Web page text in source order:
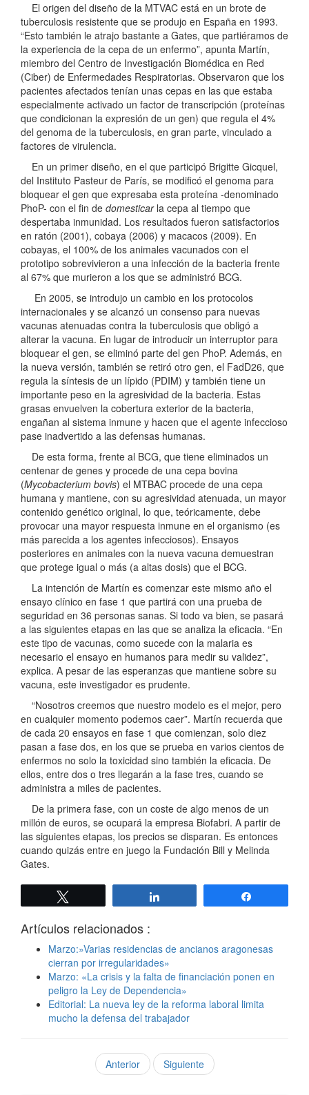
El origen del diseño de la MTVAC está en un brote de
tuberculosis resistente que se produjo en España en 1993.
“Esto también le atrajo bastante a Gates, que partiéramos de
la experiencia de la cepa de un enfermo”, apunta Martín,
miembro del Centro de Investigación Biomédica en Red
(Ciber) de Enfermedades Respiratorias. Observaron que los
pacientes afectados tenían unas cepas en las que estaba
especialmente activado un factor de transcripción (proteínas
que condicionan la expresión de un gen) que regula el 4%
del genoma de la tuberculosis, en gran parte, vinculado a
factores de virulencia.
En un primer diseño, en el que participó Brigitte Gicquel,
del Instituto Pasteur de París, se modificó el genoma para
bloquear el gen que expresaba esta proteína -denominado
PhoP- con el fin de domesticarla cepa al tiempo que
despertaba inmunidad. Los resultados fueron satisfactorios
en ratón (2001), cobaya (2006) y macacos (2009). En
cobayas, el 100% de los animales vacunados con el
prototipo sobrevivieron a una infección de la bacteria frente
al 67% que murieron a los que se administró BCG.
En 2005, se introdujo un cambio en los protocolos
internacionales y se alcanzó un consenso para nuevas
vacunas atenuadas contra la tuberculosis que obligó a
alterar la vacuna. En lugar de introducir un interruptor para
bloquear el gen, se eliminó parte del gen PhoP. Además, en
la nueva versión, también se retiró otro gen, el FadD26, que
regula la síntesis de un lípido (PDIM) y también tiene un
importante peso en la agresividad de la bacteria. Estas
grasas envuelven la cobertura exterior de la bacteria,
engañan al sistema inmune y hacen que el agente infeccioso
pase inadvertido a las defensas humanas.
De esta forma, frente al BCG, que tiene eliminados un
centenar de genes y procede de una cepa bovina
(Mycobacterium bovis) el MTBAC procede de una cepa
humana y mantiene, con su agresividad atenuada, un mayor
contenido genético original, lo que, teóricamente, debe
provocar una mayor respuesta inmune en el organismo (es
más parecida a los agentes infecciosos). Ensayos
posteriores en animales con la nueva vacuna demuestran
que protege igual o más (a altas dosis) que el BCG.
La intención de Martín es comenzar este mismo año el
ensayo clínico en fase 1 que partirá con una prueba de
seguridad en 36 personas sanas. Si todo va bien, se pasará
a las siguientes etapas en las que se analiza la eficacia. “En
este tipo de vacunas, como sucede con la malaria es
necesario el ensayo en humanos para medir su validez”,
explica. A pesar de las esperanzas que mantiene sobre su
vacuna, este investigador es prudente.
“Nosotros creemos que nuestro modelo es el mejor, pero
en cualquier momento podemos caer”. Martín recuerda que
de cada 20 ensayos en fase 1 que comienzan, solo diez
pasan a fase dos, en los que se prueba en varios cientos de
enfermos no solo la toxicidad sino también la eficacia. De
ellos, entre dos o tres llegarán a la fase tres, cuando se
administra a miles de pacientes.
De la primera fase, con un coste de algo menos de un
millón de euros, se ocupará la empresa Biofabri. A partir de
las siguientes etapas, los precios se disparan. Es entonces
cuando quizás entre en juego la Fundación Bill y Melinda
Gates.
Artículos relacionados :
Marzo:»Varias residencias de ancianos aragonesas
cierran por irregularidades»
Marzo: «La crisis y la falta de financiación ponen en
peligro la Ley de Dependencia»
Editorial: La nueva ley de la reforma laboral limita
mucho la defensa del trabajador
Anterior Siguiente